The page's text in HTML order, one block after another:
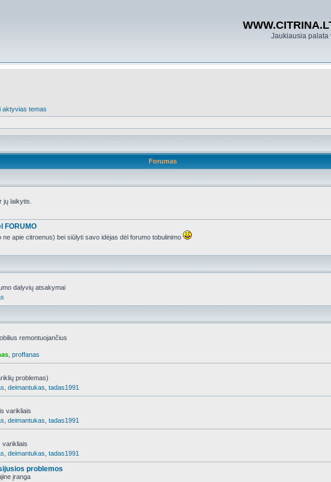
Jaukiausia palata
aktyvias temas
Forumas
jų laikytis.
FORUMO
apie citroenus) bei siūlyti savo idėjas dėl forumo tobulinimo
dalyvių atsakymai
remontuojančius
proffanas
problemas)
deimantukas tadas1991
varikliais
deimantukas tadas1991
varikliais
deimantukas tadas1991
problemos
įranga